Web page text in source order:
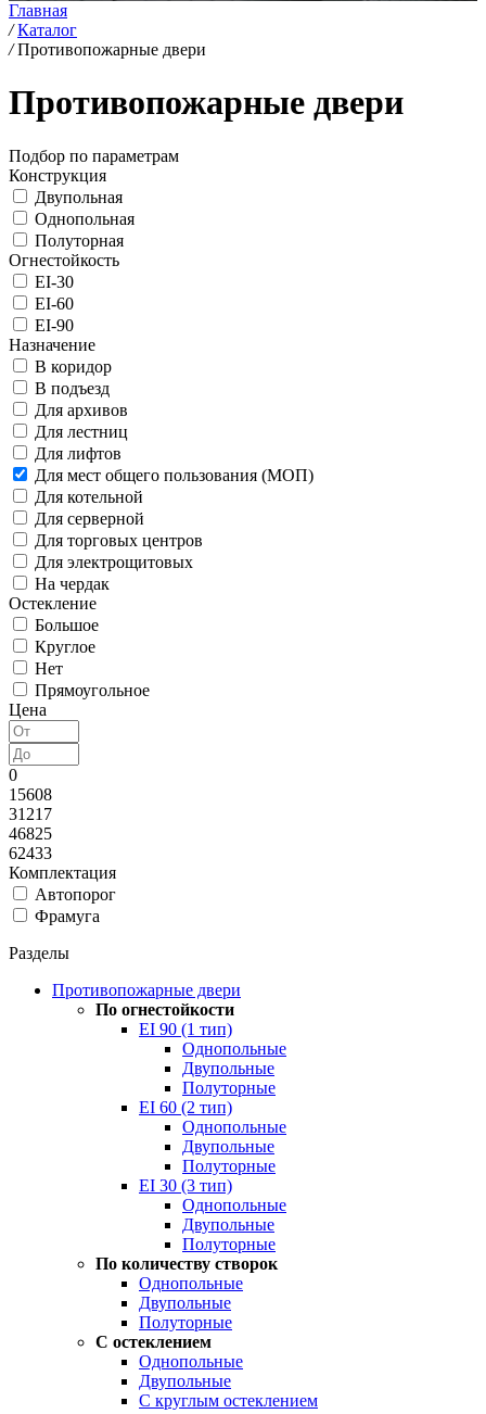
Главная
/ Каталог
/ Противопожарные двери
Противопожарные двери
Подбор по параметрам
Конструкция
Двупольная
Однопольная
Полуторная
Огнестойкость
EI-30
EI-60
EI-90
Назначение
В коридор
В подъезд
Для архивов
Для лестниц
Для лифтов
Для мест общего пользования (МОП)
Для котельной
Для серверной
Для торговых центров
Для электрощитовых
На чердак
Остекление
Большое
Круглое
Нет
Прямоугольное
Цена
0
15608
31217
46825
62433
Комплектация
Автопорог
Фрамуга
Разделы
Противопожарные двери
По огнестойкости
EI 90 (1 тип)
Однопольные
Двупольные
Полуторные
EI 60 (2 тип)
Однопольные
Двупольные
Полуторные
EI 30 (3 тип)
Однопольные
Двупольные
Полуторные
По количеству створок
Однопольные
Двупольные
Полуторные
С остеклением
Однопольные
Двупольные
С круглым остеклением